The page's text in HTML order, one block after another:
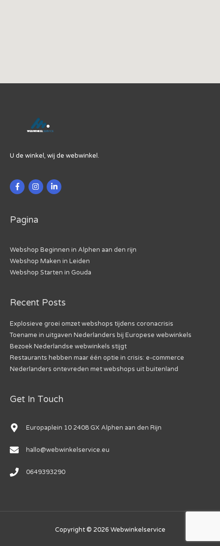
U de winkel, wij de webwinkel.
Pagina
Webshop Beginnen in Alphen aan den rijn
Webshop Maken in Leiden
Webshop Starten in Gouda
Recent Posts
Explosieve groei omzet webshops tijdens coronacrisis
Toename in uitgaven Nederlanders bij Europese webwinkels
Bezoek Nederlandse webwinkels stijgt
Restaurants hebben maar één optie in crisis: e-commerce
Nederlanders ontevreden met webshops uit buitenland
Get In Touch
Europaplein 10 2408 GX Alphen aan den Rijn
hallo@webwinkelservice.eu
0649393290
Copyright © 2026 Webwinkelservice